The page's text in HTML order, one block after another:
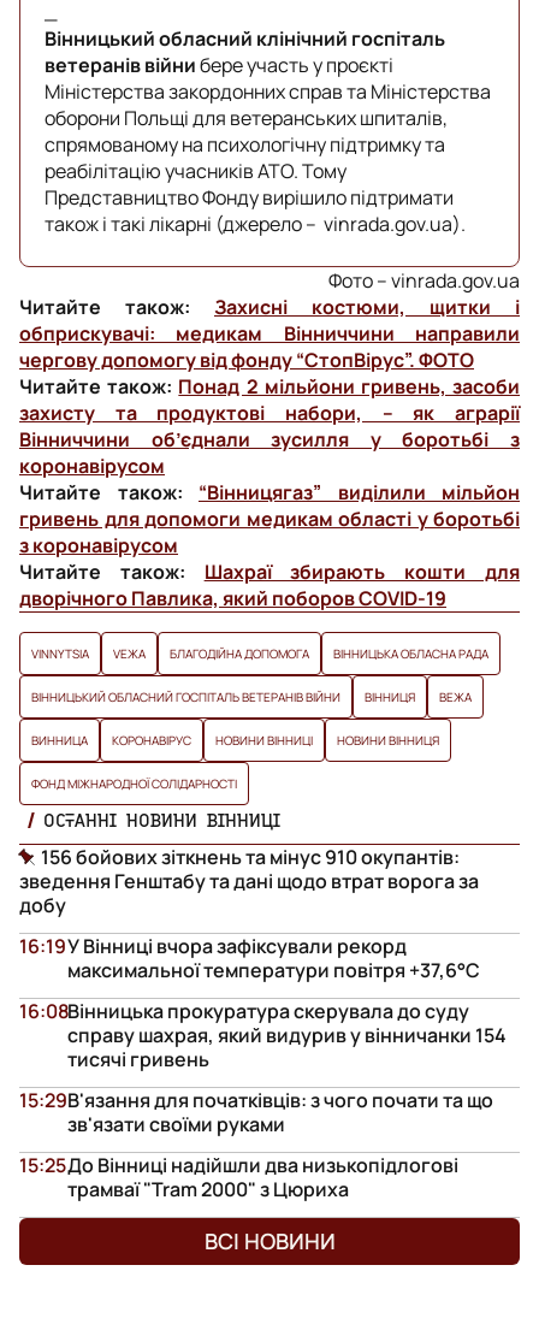
Вінницький обласний клінічний госпіталь
ветеранів війнибере участь у проєкті
Міністерства закордонних справ та Міністерства
оборони Польщі для ветеранських шпиталів,
спрямованому на психологічну підтримку та
реабілітацію учасників АТО. Тому
Представництво Фонду вирішило підтримати
також і такі лікарні (джерело – vinrada.gov.ua).
Фото – vinrada.gov.ua
Читайте також:
Захисні костюми, щитки і
обприскувачі: медикам Вінниччини направили
чергову допомогу від фонду “СтопВірус”. ФОТО
Читайте також: Понад 2 мільйони гривень, засоби
захисту та продуктові набори, – як аграрії
Вінниччини об’єднали зусилля у боротьбі з
коронавірусом
Читайте також:
“Вінницягаз” виділили мільйон
гривень для допомоги медикам області у боротьбі
з коронавірусом
Читайте також:
Шахраї збирають кошти для
дворічного Павлика, який поборов COVID-19
VINNYTSIA VЕЖА БЛАГОДІЙНА ДОПОМОГА ВІННИЦЬКА ОБЛАСНА РАДА
ВІННИЦЬКИЙ ОБЛАСНИЙ ГОСПІТАЛЬ ВЕТЕРАНІВ ВІЙНИ ВІННИЦЯ ВЕЖА
ВИННИЦА КОРОНАВІРУС НОВИНИ ВІННИЦІ НОВИНИ ВІННИЦЯ
ФОНД МІЖНАРОДНОЇ СОЛІДАРНОСТІ
ОСТАННІ НОВИНИ ВІННИЦІ
156 бойових зіткнень та мінус 910 окупантів:
зведення Генштабу та дані щодо втрат ворога за
добу
У Вінниці вчора зафіксували рекорд
максимальної температури повітря +37,6°С
16:19
Вінницька прокуратура скерувала до суду
справу шахрая, який видурив у вінничанки 154
тисячі гривень
16:08
В'язання для початківців: з чого почати та що
зв'язати своїми руками
15:29
До Вінниці надійшли два низькопідлогові
трамваї "Tram 2000" з Цюриха
15:25
ВСІ НОВИНИ